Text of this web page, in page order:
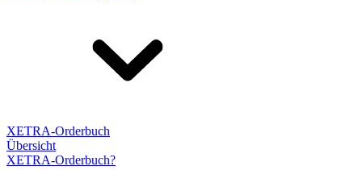
XETRA-Orderbuch
Übersicht
XETRA-Orderbuch?